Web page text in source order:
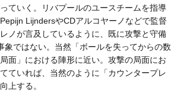
ていく。リバプールのユースチームを指導
LijndersやCDアルコヤーノなどで監督
ノが言及しているように、既に攻撃と守備
象ではない。当然「ボールを失ってからの数
面」における陣形に近い。攻撃の局面にお
ていれば、当然のように「カウンタープレ
上する。